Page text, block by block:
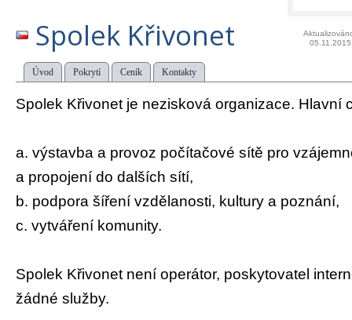
Spolek Křivonet
05.11.2015
Úvod Pokrytí Ceník Kontakty
Spolek Křivonet je nezisková organizace. Hlavní
a. výstavba a provoz počítačové sítě pro
a propojení do dalších sítí,
b. podpora šíření vzdělanosti, kultury a poznání,
c. vytváření komunity.
Spolek Křivonet není operátor, poskytovatel
žádné služby.